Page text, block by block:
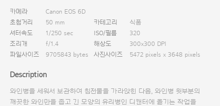
카메라
Canon EOS 6D
초첨거리
50 mm 카테고리
식품
셔터속도
1/250 sec ISO/필름
320
조리개
f/1.4 해상도
300x300 DPI
파일사이즈
9705843 bytes 사진사이즈 5472 pixels x 3648 pixels
Description
와인병을 세워서 보관하여 침전물을 가라앉힌 다음, 와인병 윗부분의
깨끗한 와인만을 좁고 긴 모양의 유리병인 디캔터에 옮기는 작업을